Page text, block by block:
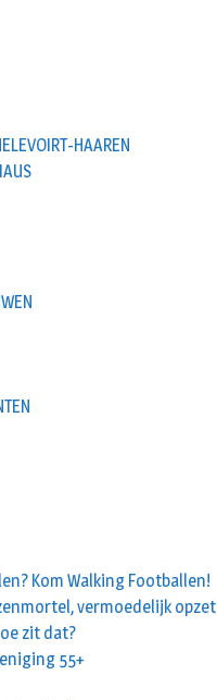
HAAREN
Kom Walking Footballen!
vermoedelijk opzet
zit dat?
55+